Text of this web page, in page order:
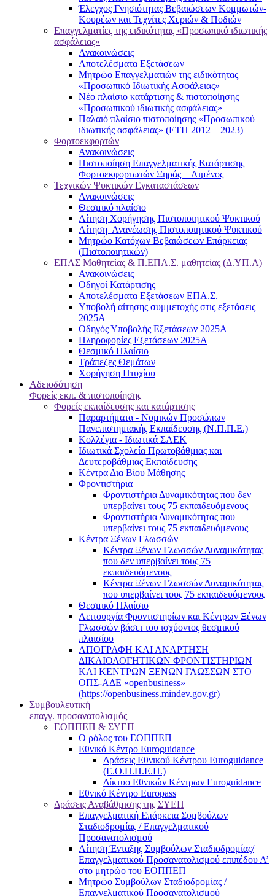
Έλεγχος Γνησιότητας Βεβαιώσεων Κομμωτών-
Κουρέων και Τεχνίτες Χεριών & Ποδιών
Επαγγελματίες της ειδικότητας «Προσωπικό ιδιωτικής
ασφάλειας»
Ανακοινώσεις
Αποτελέσματα Εξετάσεων
Μητρώο Επαγγελματιών της ειδικότητας
«Προσωπικό Ιδιωτικής Ασφάλειας»
Νέο πλαίσιο κατάρτισης & πιστοποίησης
«Προσωπικού ιδιωτικής ασφάλειας»
Παλαιό πλαίσιο πιστοποίησης «Προσωπικού
ιδιωτικής ασφάλειας» (ΕΤΗ 2012 – 2023)
Φορτοεκφορτών
Ανακοινώσεις
Πιστοποίηση Επαγγελματικής Κατάρτισης
Φορτοεκφορτωτών Ξηράς − Λιμένος
Τεχνικών Ψυκτικών Εγκαταστάσεων
Ανακοινώσεις
Θεσμικό πλαίσιο
Αίτηση Χορήγησης Πιστοποιητικού Ψυκτικού
Αίτηση Ανανέωσης Πιστοποιητικού Ψυκτικού
Μητρώο Κατόχων Βεβαιώσεων Επάρκειας
(Πιστοποιητικών)
ΕΠΑΣ Μαθητείας & Π.ΕΠΑ.Σ. μαθητείας (Δ.ΥΠ.Α)
Ανακοινώσεις
Oδηγοί Κατάρτισης
Αποτελέσματα Εξετάσεων ΕΠΑ.Σ.
Υποβολή αίτησης συμμετοχής στις εξετάσεις
2025Α
Οδηγός Υποβολής Εξετάσεων 2025A
Πληροφορίες Εξετάσεων 2025Α
Θεσμικό Πλαίσιο
Τράπεζες Θεμάτων
Χορήγηση Πτυχίου
Αδειοδότηση
Φορείς εκπ. & πιστοποίησης
Φορείς εκπαίδευσης και κατάρτισης
Παραρτήματα - Νομικών Προσώπων
Πανεπιστημιακής Εκπαίδευσης (Ν.Π.Π.Ε.)
Κολλέγια - Ιδιωτικά ΣΑΕΚ
Ιδιωτικά Σχολεία Πρωτοβάθμιας και
Δευτεροβάθμιας Εκπαίδευσης
Κέντρα Δια Βίου Μάθησης
Φροντιστήρια
Φροντιστήρια Δυναμικότητας που δεν
υπερβαίνει τους 75 εκπαιδευόμενους
Φροντιστήρια Δυναμικότητας που
υπερβαίνει τους 75 εκπαιδευόμενους
Κέντρα Ξένων Γλωσσών
Kέντρα Ξένων Γλωσσών Δυναμικότητας
που δεν υπερβαίνει τους 75
εκπαιδευόμενους
Kέντρα Ξένων Γλωσσών Δυναμικότητας
που υπερβαίνει τους 75 εκπαιδευόμενους
Θεσμικό Πλαίσιο
Λειτουργία Φροντιστηρίων και Κέντρων Ξένων
Γλωσσών βάσει του ισχύοντος θεσμικού
πλαισίου
ΑΠΟΓΡΑΦΗ ΚΑΙ ΑΝΑΡΤΗΣΗ
ΔΙΚΑΙΟΛΟΓΗΤΙΚΩΝ ΦΡΟΝΤΙΣΤΗΡΙΩΝ
ΚΑΙ ΚΕΝΤΡΩΝ ΞΕΝΩΝ ΓΛΩΣΣΩΝ ΣΤΟ
ΟΠΣ-ΑΔΕ «openbusiness»
(https://openbusiness.mindev.gov.gr)
Συμβουλευτική
επαγγ. προσανατολισμός
ΕΟΠΠΕΠ & ΣΥΕΠ
Ο ρόλος του ΕΟΠΠΕΠ
Εθνικό Κέντρο Euroguidance
Δράσεις Εθνικού Κέντρου Euroguidance
(Ε.Ο.Π.Π.Ε.Π.)
Δίκτυο Εθνικών Κέντρων Euroguidance
Εθνικό Κέντρο Europass
Δράσεις Αναβάθμισης της ΣΥΕΠ
Επαγγελματική Επάρκεια Συμβούλων
Σταδιοδρομίας / Επαγγελματικού
Προσανατολισμού
Αίτηση Ένταξης Συμβούλων Σταδιοδρομίας/
Επαγγελματικού Προσανατολισμού επιπέδου Α’
στο μητρώο του ΕΟΠΠΕΠ
Μητρώο Συμβούλων Σταδιοδρομίας /
Επαγγελματικού Προσανατολισμού